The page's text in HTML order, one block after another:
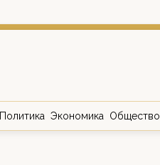
Политика Экономика Общество